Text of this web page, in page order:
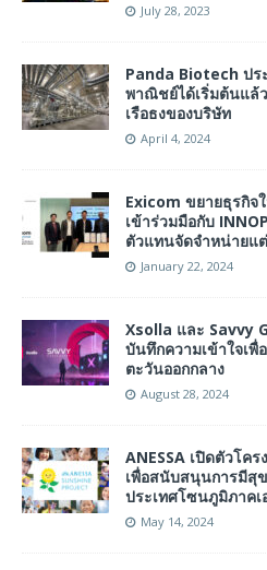
July 28, 2023
Panda Biotech ปร
พาณิชย์ได้เริ่มต้นแล้
เรือธงของบริษัท
April 4, 2024
Exicom ขยายธุรกิจ
เข้าร่วมมือกับ
ตัวแทนจัดจำหน่ายแต่
January 22, 2024
Xsolla และ Savvy
บันทึกความเข้าใจเ
ตะวันออกกลาง
August 28, 2024
ANESSA เปิดตัวโคร
เพื่อสนับสนุนการมีสุ
ประเทศโซนภูมิภาคเ
May 14, 2024